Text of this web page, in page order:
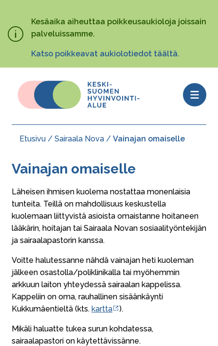
pääsisältöönKesäaika aiheuttaa poikkeusaukioloja joissain
palveluissamme.
Katso poikkeavat aukiolotiedot täältä.
Open
menu
Murupolku
Etusivu Sairaala Nova Vainajan omaiselle
Vainajan omaiselle
Läheisen ihmisen kuolema nostattaa monenlaisia
tunteita. Teillä on mahdollisuus keskustella
kuolemaan liittyvistä asioista omaistanne hoitaneen
lääkärin, hoitajan tai Sairaala Novan sosiaalityöntekijän
ja sairaalapastorin kanssa.
Voitte halutessanne nähdä vainajan heti kuoleman
jälkeen osastolla/poliklinikalla tai myöhemmin
arkkuun laiton yhteydessä sairaalan kappelissa.
Kappeliin on oma, rauhallinen sisäänkäynti
Kukkumäentieltä (kts. kartta ).
Mikäli haluatte tukea surun kohdatessa,
sairaalapastori on käytettävissänne.